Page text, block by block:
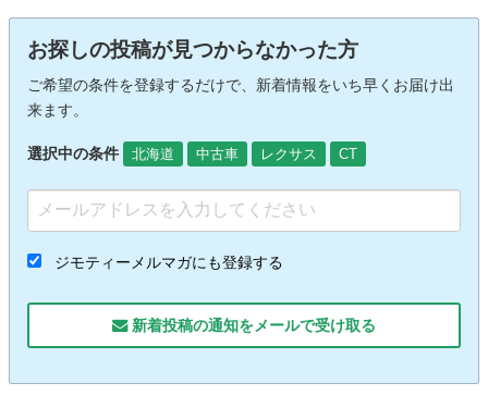
お探しの投稿が見つからなかった方
ご希望の条件を登録するだけで、新着情報をいち早くお届け出
来ます。
選択中の条件 北海道 中古車 レクサス CT
ジモティーメルマガにも登録する
新着投稿の通知をメールで受け取る